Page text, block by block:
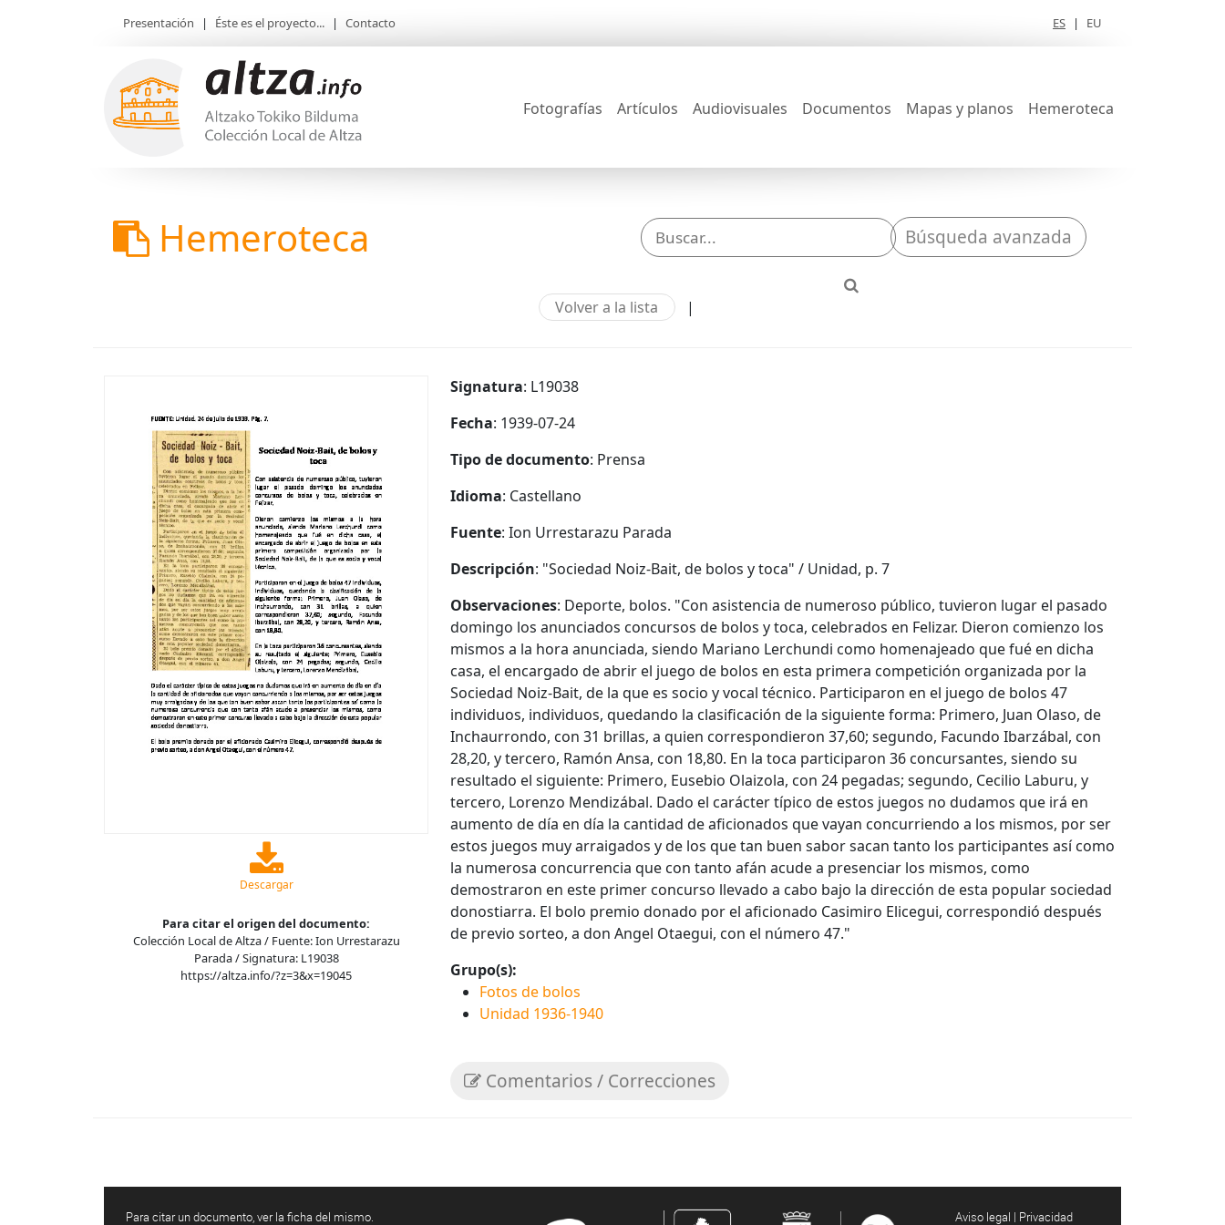
Presentación | Éste es el proyecto... | Contacto ES | EU
Fotografías Artículos Audiovisuales Documentos Mapas y planos Hemeroteca
Hemeroteca Búsqueda avanzada
Volver a la lista |
Descargar
Para citar el origen del documento:
Colección Local de Altza / Fuente: Ion Urrestarazu
Parada / Signatura: L19038
https://altza.info/?z=3&x=19045
Signatura: L19038
Fecha: 1939-07-24
Tipo de documento: Prensa
Idioma: Castellano
Fuente: Ion Urrestarazu Parada
Descripción: "Sociedad Noiz-Bait, de bolos y toca" / Unidad, p. 7
Observaciones: Deporte, bolos. "Con asistencia de numeroso público, tuvieron lugar el pasado
domingo los anunciados concursos de bolos y toca, celebrados en Felizar. Dieron comienzo los
mismos a la hora anunciada, siendo Mariano Lerchundi como homenajeado que fué en dicha
casa, el encargado de abrir el juego de bolos en esta primera competición organizada por la
Sociedad Noiz-Bait, de la que es socio y vocal técnico. Participaron en el juego de bolos 47
individuos, individuos, quedando la clasificación de la siguiente forma: Primero, Juan Olaso, de
Inchaurrondo, con 31 brillas, a quien correspondieron 37,60; segundo, Facundo Ibarzábal, con
28,20, y tercero, Ramón Ansa, con 18,80. En la toca participaron 36 concursantes, siendo su
resultado el siguiente: Primero, Eusebio Olaizola, con 24 pegadas; segundo, Cecilio Laburu, y
tercero, Lorenzo Mendizábal. Dado el carácter típico de estos juegos no dudamos que irá en
aumento de día en día la cantidad de aficionados que vayan concurriendo a los mismos, por ser
estos juegos muy arraigados y de los que tan buen sabor sacan tanto los participantes así como
la numerosa concurrencia que con tanto afán acude a presenciar los mismos, como
demostraron en este primer concurso llevado a cabo bajo la dirección de esta popular sociedad
donostiarra. El bolo premio donado por el aficionado Casimiro Elicegui, correspondió después
de previo sorteo, a don Angel Otaegui, con el número 47."
Grupo(s):
Fotos de bolos
Unidad 1936-1940
Comentarios / Correcciones
Para citar un documento, ver la ficha del mismo. Aviso legal | Privacidad